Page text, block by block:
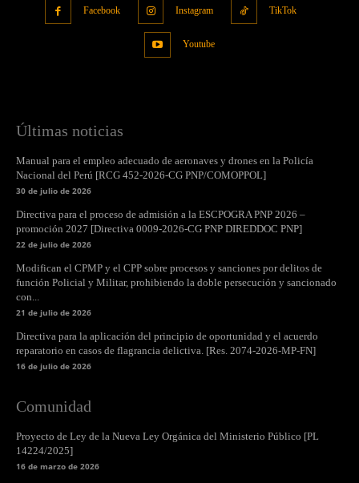
Facebook Instagram TikTok
Youtube
Últimas noticias
Manual para el empleo adecuado de aeronaves y drones en la Policía
Nacional del Perú [RCG 452-2026-CG PNP/COMOPPOL]
30 de julio de 2026
Directiva para el proceso de admisión a la ESCPOGRA PNP 2026 –
promoción 2027 [Directiva 0009-2026-CG PNP DIREDDOC PNP]
22 de julio de 2026
Modifican el CPMP y el CPP sobre procesos y sanciones por delitos de
función Policial y Militar, prohibiendo la doble persecución y sancionado
con...
21 de julio de 2026
Directiva para la aplicación del principio de oportunidad y el acuerdo
reparatorio en casos de flagrancia delictiva. [Res. 2074-2026-MP-FN]
16 de julio de 2026
Comunidad
Proyecto de Ley de la Nueva Ley Orgánica del Ministerio Público [PL
14224/2025]
16 de marzo de 2026